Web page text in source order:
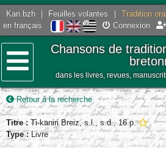
Kan.bzh Feuilles volantes Tradition
en français
Connexion
Menu
Chansons de
dans les livres, revues,
Retour à la recherche
Titre : Ti-kaniri Breiz, s.l., s.d., 16 p.
Type : Livre